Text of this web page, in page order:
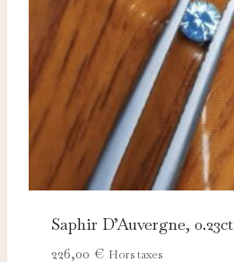
Saphir D’Auvergne, 0.23ct
226,00 € Hors taxes